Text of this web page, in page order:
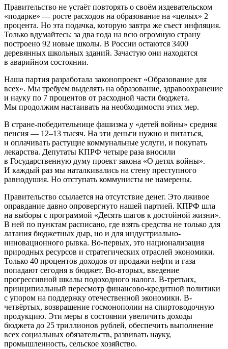
Правительство не устаёт повторять о своём издевательском
«подарке» — росте расходов на образование на «целых» 2
процента. Но эта подачка, которую завтра же съест инфляция.
Только вдумайтесь: за два года на всю огромную страну
построено 92 новые школы. В России остаются 3400
деревянных школьных зданий. Зачастую они находятся
в аварийном состоянии.
Наша партия разработала законопроект «Образование для
всех». Мы требуем выделять на образование, здравоохранение
и науку по 7 процентов от расходной части бюджета.
Мы продолжим настаивать на необходимости этих мер.
В стране-победительнице фашизма у «детей войны» средняя
пенсия — 12–13 тысяч. На эти деньги нужно и питаться,
и оплачивать растущие коммунальные услуги, и покупать
лекарства. Депутаты КПРФ четыре раза вносили
в Государственную думу проект закона «О детях войны».
И каждый раз мы наталкивались на стену преступного
равнодушия. Но отступать коммунисты не намерены.
Правительство ссылается на отсутствие денег. Это лживое
оправдание давно опровергнуто нашей партией. КПРФ шла
на выборы с программой «Десять шагов к достойной жизни».
В ней по пунктам расписано, где взять средства не только для
латания бюджетных дыр, но и для индустриально-
инновационного рывка. Во-первых, это национализация
природных ресурсов и стратегических отраслей экономики.
Только 40 процентов доходов от продажи нефти и газа
попадают сегодня в бюджет. Во-вторых, введение
прогрессивной шкалы подоходного налога. В-третьих,
принципиальный пересмотр финансово-кредитной политики
с упором на поддержку отечественной экономики. В-
четвёртых, возвращение госмонополии на спиртоводочную
продукцию. Эти меры в состоянии увеличить доходы
бюджета до 25 триллионов рублей, обеспечить выполнение
всех социальных обязательств, развивать науку,
промышленность, сельское хозяйство.